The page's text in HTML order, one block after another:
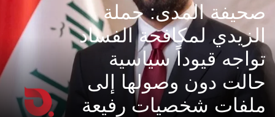
صحيفة المدى: حملة
الزيدي لمكافحة الفساد
تواجه قيوداً سياسية
حالت دون وصولها إلى
ملفات شخصيات رفيعة